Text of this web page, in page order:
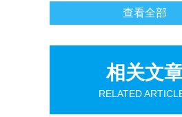
查看全部
相关文
RELATED